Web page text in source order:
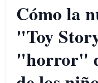
Cómo la
"Toy
"horror"